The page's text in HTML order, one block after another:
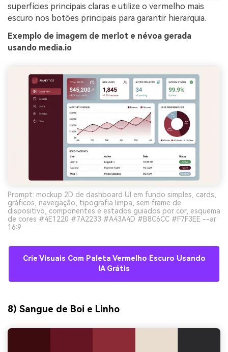
superfícies principais claras e utilize o vermelho mais
escuro nos botões principais para garantir hierarquia.
Exemplo de imagem de merlot e névoa gerada
usando media.io
Prompt: mockup 2D de dashboard UI em fundo simples, cards,
gráficos, navegação, tipografia limpa, sem frame de
dispositivo, componentes e estados guiados por cor, esquema
de cores #4E1220 #7A2233 #A43A4D #B8C6CC #F7F3EE --ar
16:9
Crie Visuais Com Paleta Vermelho Escuro Usando
IA Grátis
8) Sangue de Boi e Linho